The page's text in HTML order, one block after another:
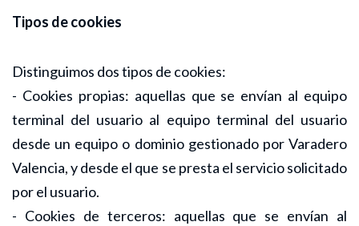
Tipos de cookies
Distinguimos dos tipos de cookies:
- Cookies propias: aquellas que se envían al equipo
terminal del usuario al equipo terminal del usuario
desde un equipo o dominio gestionado por Varadero
Valencia, y desde el que se presta el servicio solicitado
por el usuario.
- Cookies de terceros: aquellas que se envían al